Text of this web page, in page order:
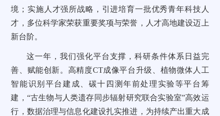
境；实施人才强所战略，引进培育一批优秀青年科技人
才，多位科学家荣获重要奖项与荣誉，人才高地建设迈上
新台阶。
这一年，我们强化平台支撑，科研条件体系日益完
善、赋能创新。高精度CT成像平台升级、植物微体人工
智能识别平台建成、碳十四测年前处理实验等平台筹
建，“古生物与人类遗存同步辐射研究联合实验室”高效运
行，数据治理与信息化建设扎实推进，为持续产出重大成